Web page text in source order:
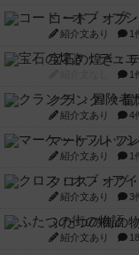
コード・オブ
紹介文あり 1
宝石の煌き：
1
クランク! ：冒
紹介文あり 4
マーケットフ
紹介文あり 1
クロス・オブ
紹介文あり 3
ふたつの街の
紹介文あり